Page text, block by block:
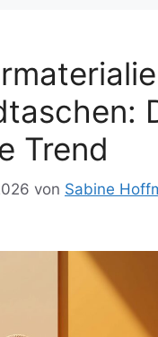
Trend
von Sabine